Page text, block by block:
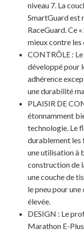
niveau 7. La
SmartGuard est
RaceGuard. Ce
mieux contre
CONTRÔLE :
développé pour
adhérence
une durabilité
PLAISIR DE
étonnamment
technologie. Le
durablement les
une utilisation à
construction de
une couche de
le pneu pour
élevée.
DESIGN : Le
Marathon E-